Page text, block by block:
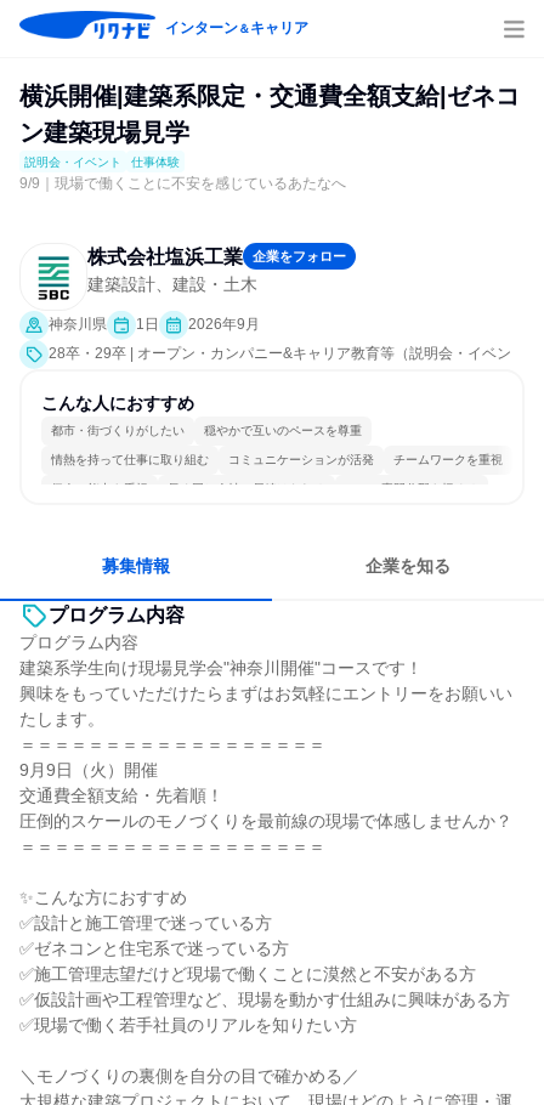
インターン＆キャリア
横浜開催|建築系限定・交通費全額支給|ゼネコ
ン建築現場見学
説明会・イベント 仕事体験
9/9｜現場で働くことに不安を感じているあたなへ
株式会社塩浜工業 企業をフォロー
建築設計、建設・土木
神奈川県 1日
2026年9月
28卒・29卒 | オープン・カンパニー&キャリア教育等（説明会・イベン
体験）
こんな人におすすめ
都市・街づくりがしたい 穏やかで互いのペースを尊重
情熱を持って仕事に取り組む コミュニケーションが活発 チームワークを重視
個人の能力を重視 長く同じ会社に居続けられる 一つの専門分野を極める
募集情報 企業を知る
プログラム内容
プログラム内容
建築系学生向け現場見学会"神奈川開催"コースです！
興味をもっていただけたらまずはお気軽にエントリーをお願いい
たします。
＝＝＝＝＝＝＝＝＝＝＝＝＝＝＝＝＝＝
9月9日（火）開催
交通費全額支給・先着順！
圧倒的スケールのモノづくりを最前線の現場で体感しませんか？
＝＝＝＝＝＝＝＝＝＝＝＝＝＝＝＝＝＝
✨こんな方におすすめ
✅設計と施工管理で迷っている方
✅ゼネコンと住宅系で迷っている方
✅施工管理志望だけど現場で働くことに漠然と不安がある方
✅仮設計画や工程管理など、現場を動かす仕組みに興味がある方
✅現場で働く若手社員のリアルを知りたい方
＼モノづくりの裏側を自分の目で確かめる／